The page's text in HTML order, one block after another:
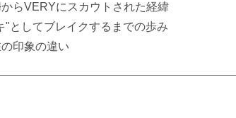
らVERYにスカウトされた経緯
"としてブレイクするまでの歩み
印象の違い